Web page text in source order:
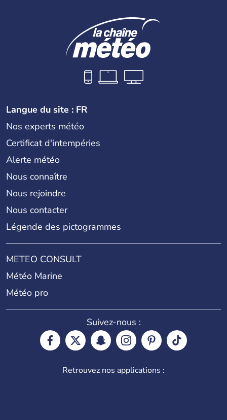
Langue du site : FR
Nos experts météo
Certificat d'intempéries
Alerte météo
Nous connaître
Nous rejoindre
Nous contacter
Légende des pictogrammes
METEO CONSULT
Météo Marine
Météo pro
Suivez-nous :
Retrouvez nos applications :